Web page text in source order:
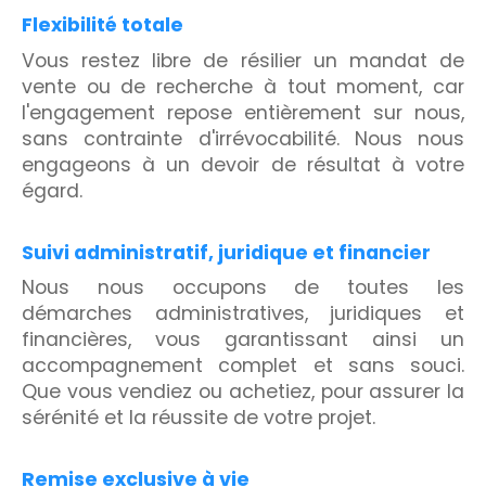
Flexibilité totale
Vous restez libre de résilier un mandat de
vente ou de recherche à tout moment, car
l'engagement repose entièrement sur nous,
sans contrainte d'irrévocabilité. Nous nous
engageons à un devoir de résultat à votre
égard.
Suivi administratif, juridique et financier
Nous nous occupons de toutes les
démarches administratives, juridiques et
financières, vous garantissant ainsi un
accompagnement complet et sans souci.
Que vous vendiez ou achetiez, pour assurer la
sérénité et la réussite de votre projet.
Remise exclusive à vie